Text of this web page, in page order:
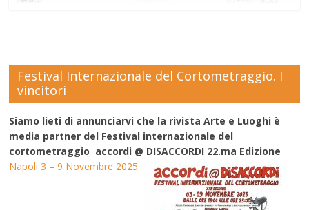
Festival Internazionale del Cortometraggio. I
vincitori
Siamo lieti di annunciarvi che la rivista Arte e Luoghi è
media partner del Festival internazionale del
cortometraggio accordi @ DISACCORDI 22.ma Edizione
Napoli 3 – 9 Novembre 2025